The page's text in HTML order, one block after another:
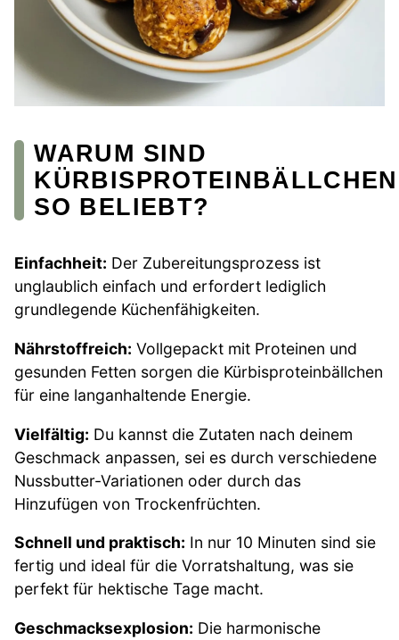
WARUM SIND
KÜRBISPROTEINBÄLLCHEN
SO BELIEBT?
Einfachheit: Der Zubereitungsprozess ist
unglaublich einfach und erfordert lediglich
grundlegende Küchenfähigkeiten.
Nährstoffreich: Vollgepackt mit Proteinen und
gesunden Fetten sorgen die Kürbisproteinbällchen
für eine langanhaltende Energie.
Vielfältig: Du kannst die Zutaten nach deinem
Geschmack anpassen, sei es durch verschiedene
Nussbutter-Variationen oder durch das
Hinzufügen von Trockenfrüchten.
Schnell und praktisch: In nur 10 Minuten sind sie
fertig und ideal für die Vorratshaltung, was sie
perfekt für hektische Tage macht.
Geschmacksexplosion: Die harmonische